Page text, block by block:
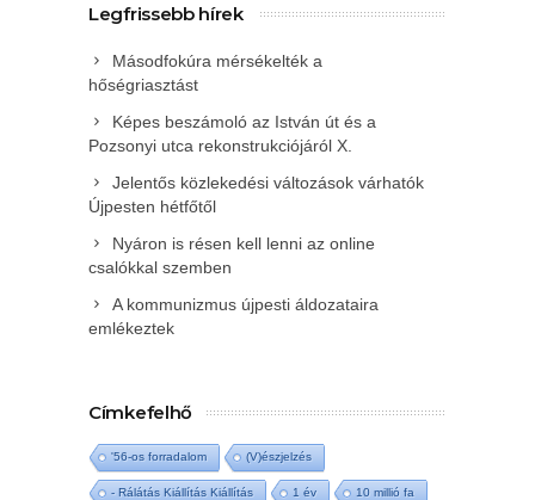
Legfrissebb hírek
Másodfokúra mérsékelték a
hőségriasztást
Képes beszámoló az István út és a
Pozsonyi utca rekonstrukciójáról X.
Jelentős közlekedési változások várhatók
Újpesten hétfőtől
Nyáron is résen kell lenni az online
csalókkal szemben
A kommunizmus újpesti áldozataira
emlékeztek
Címkefelhő
'56-os forradalom (V)észjelzés
- Rálátás Kiállítás Kiállítás 1 év 10 millió fa